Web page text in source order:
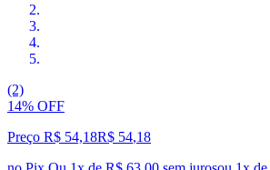
(2)
14% OFF
Preço R$ 54,18R$ 54,18